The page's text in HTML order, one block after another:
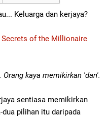
Keluarga dan kerjaya?
Secrets of the Millionaire
kaya memikirkan 'dan'.
sentiasa memikirkan
pilihan itu daripada